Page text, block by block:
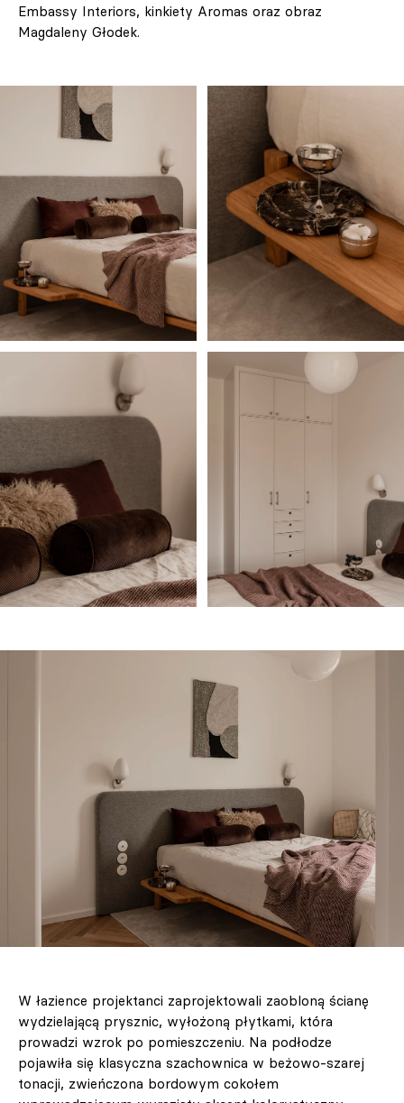
Embassy Interiors, kinkiety Aromas oraz obraz
Magdaleny Głodek.
W łazience projektanci zaprojektowali zaobloną ścianę
wydzielającą prysznic, wyłożoną płytkami, która
prowadzi wzrok po pomieszczeniu. Na podłodze
pojawiła się klasyczna szachownica w beżowo-szarej
tonacji, zwieńczona bordowym cokołem